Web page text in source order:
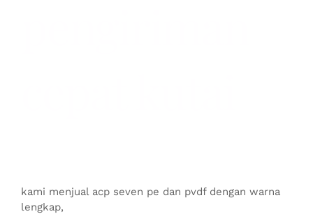
kami menjual acp seven pe dan pvdf dengan warna
lengkap,